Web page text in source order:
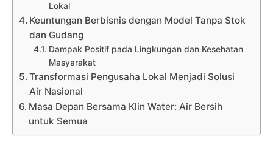
Lokal
Keuntungan Berbisnis dengan Model Tanpa Stok
dan Gudang
Dampak Positif pada Lingkungan dan Kesehatan
Masyarakat
Transformasi Pengusaha Lokal Menjadi Solusi
Air Nasional
Masa Depan Bersama Klin Water: Air Bersih
untuk Semua